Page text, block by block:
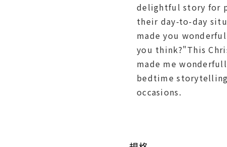
delightful story for
their day-to-day
made you
you think?"This
made me
bedtime
occasions.